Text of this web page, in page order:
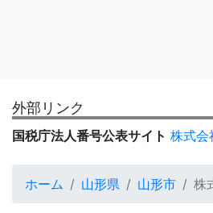
外部リンク
国税庁法人番号公表サイト 株式会
ホーム 山形県 山形市 株